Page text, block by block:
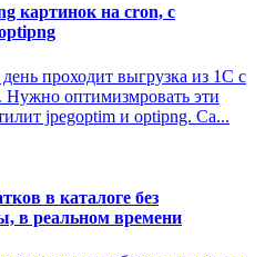
картинок на cron, с
проходит выгрузка из 1С с
Нужно оптимизмровать эти
jpegoptim и optipng. Са...
в каталоге без
в реальном времени